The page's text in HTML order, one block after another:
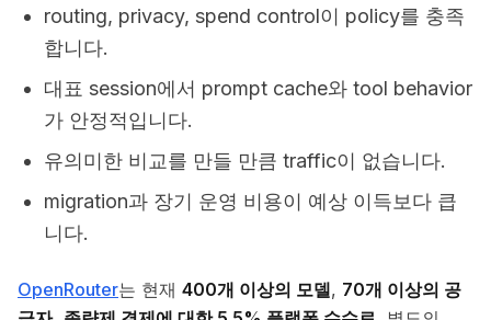
routing, privacy, spend control이 policy를 충족
합니다.
대표 session에서 prompt cache와 tool behavior
가 안정적입니다.
유의미한 비교를 만들 만큼 traffic이 없습니다.
migration과 장기 운영 비용이 예상 이득보다 큽
니다.
OpenRouter는 현재 400개 이상의 모델, 70개 이상의 공